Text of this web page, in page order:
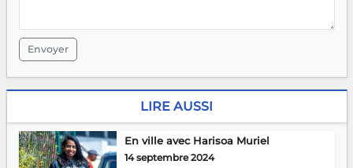
Envoyer
LIRE AUSSI
En ville avec Harisoa Muriel
14 septembre 2024